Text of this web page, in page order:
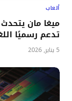
ألعاب
ميغا مان
تدعم رسميًا
5 يناير, 2026